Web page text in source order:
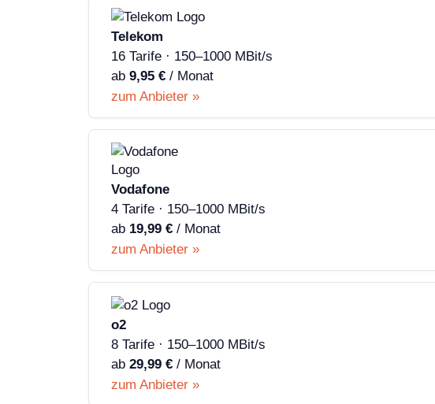
Telekom
16 Tarife · 150–1000 MBit/s
ab 9,95 € / Monat
zum Anbieter »
Vodafone
4 Tarife · 150–1000 MBit/s
ab 19,99 € / Monat
zum Anbieter »
o2
8 Tarife · 150–1000 MBit/s
ab 29,99 € / Monat
zum Anbieter »